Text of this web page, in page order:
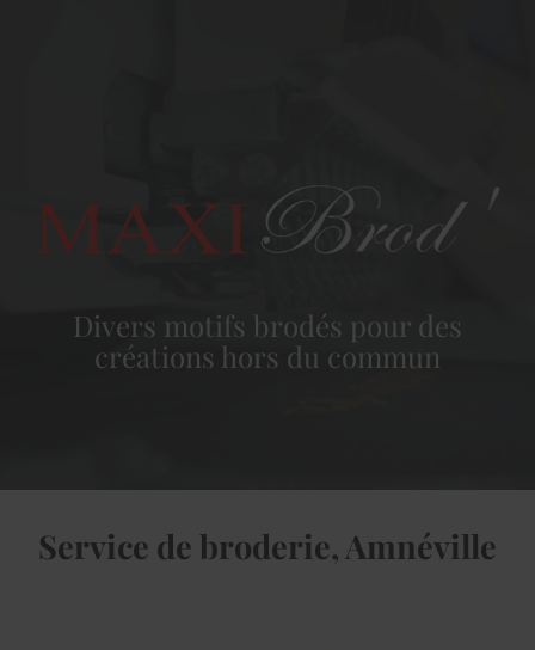
Divers motifs brodés pour des
créations hors du commun
Service de broderie, Amnéville